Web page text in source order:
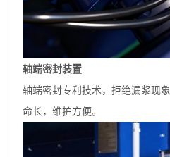
轴端密封装置
轴端密封专利技术，拒绝漏浆现
命长，维护方便。